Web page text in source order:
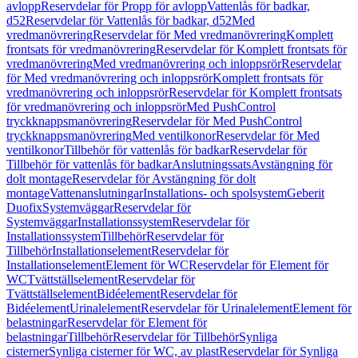
avloppReservdelar för Propp för avloppVattenlås för badkar,
d52Reservdelar för Vattenlås för badkar, d52Med
vredmanövreringReservdelar för Med vredmanövreringKomplett
frontsats för vredmanövreringReservdelar för Komplett frontsats för
vredmanövreringMed vredmanövrering och inloppsrörReservdelar
för Med vredmanövrering och inloppsrörKomplett frontsats för
vredmanövrering och inloppsrörReservdelar för Komplett frontsats
för vredmanövrering och inloppsrörMed PushControl
tryckknappsmanövreringReservdelar för Med PushControl
tryckknappsmanövreringMed ventilkonorReservdelar för Med
ventilkonorTillbehör för vattenlås för badkarReservdelar för
Tillbehör för vattenlås för badkarAnslutningssatsAvstängning för
dolt montageReservdelar för Avstängning för dolt
montageVattenanslutningarInstallations- och spolsystemGeberit
DuofixSystemväggarReservdelar för
SystemväggarInstallationssystemReservdelar för
InstallationssystemTillbehörReservdelar för
TillbehörInstallationselementReservdelar för
InstallationselementElement för WCReservdelar för Element för
WCTvättställselementReservdelar för
TvättställselementBidéelementReservdelar för
BidéelementUrinalelementReservdelar för UrinalelementElement för
belastningarReservdelar för Element för
belastningarTillbehörReservdelar för TillbehörSynliga
cisternerSynliga cisterner för WC, av plastReservdelar för Synliga